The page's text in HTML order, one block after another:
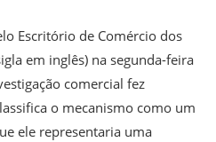
Escritório de Comércio dos
em inglês) na segunda-feira
comercial fez
o mecanismo como um
ele representaria uma